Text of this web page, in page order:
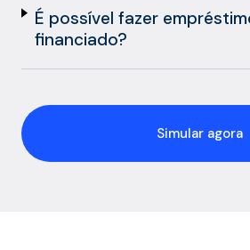
É possível fazer
financiado?
Simular agora